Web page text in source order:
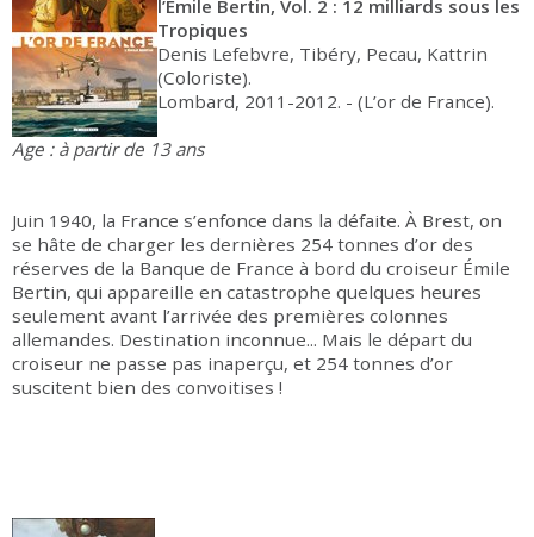
l’Émile Bertin, Vol. 2 : 12 milliards sous les
Tropiques
Denis Lefebvre, Tibéry, Pecau, Kattrin
(Coloriste).
Lombard, 2011-2012. - (L’or de France).
Age : à partir de 13 ans
Juin 1940, la France s’enfonce dans la défaite. À Brest, on
se hâte de charger les dernières 254 tonnes d’or des
réserves de la Banque de France à bord du croiseur Émile
Bertin, qui appareille en catastrophe quelques heures
seulement avant l’arrivée des premières colonnes
allemandes. Destination inconnue... Mais le départ du
croiseur ne passe pas inaperçu, et 254 tonnes d’or
suscitent bien des convoitises !